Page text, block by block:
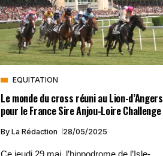
EQUITATION
Le monde du cross réuni au Lion-d’Angers
pour le France Sire Anjou-Loire Challenge
By La Rédaction 28/05/2025